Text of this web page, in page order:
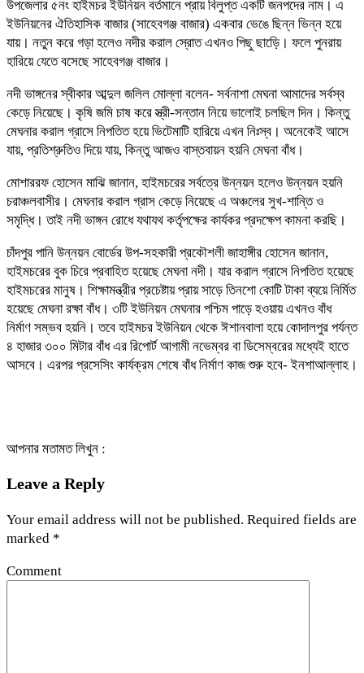
উপজেলার ৫নং হাইমচর ইউনিয়ন বর্তমানে প্রায় বিলুপ্ত একটি জনপদের নাম। এ
ইউনিয়নের ঐতিহাসিক বাজার (সাহেবগঞ্জ বাজার) একবার ভেঙে ছিন্ন ভিন্ন হয়ে
যায়। নতুন করে গড়া হলেও নদীর করাল স্রোত এখনও পিছু ছাড়েি। ফলে পুনরায়
হারিয়ে যেতে বসেছে সাহেবগঞ্জ বাজার।
নদী ভাঙ্গনের স্বীকার আব্দুল জলিল মোল্লা বলেন- সর্বনাশা মেঘনা আমাদের সর্বস্ব
কেড়ে নিয়েছে। কৃষি জমি চাষ করে স্ত্রী-সন্তান নিয়ে ভালোই চলছিল দিন। কিন্তু
মেঘনার করাল গ্রাসে নিপতিত হয়ে ভিটেমাটি হারিয়ে এখন নিঃস্ব। অনেকেই আসে
যায়, প্রতিশ্রুতিও দিয়ে যায়, কিন্তু আজও বাস্তবায়ন হয়নি মেঘনা বাঁধ।
মোশাররফ হোসেন মাঝি জানান, হাইমচরের সর্বত্রে উন্নয়ন হলেও উন্নয়ন হয়নি
চরাঞ্চলবাসীর। মেঘনার করাল গ্রাস কেড়ে নিয়েছে এ অঞ্চলের সুখ-শান্তি ও
সমৃদ্ধি। তাই নদী ভাঙ্গন রোধে যথাযথ কর্তৃপক্ষের কার্যকর প্রদক্ষেপ কামনা করছি।
চাঁদপুর পানি উন্নয়ন বোর্ডের উপ-সহকারী প্রকৌশলী জাহাঙ্গীর হোসেন জানান,
হাইমচরের বুক চিরে প্রবাহিত হয়েছে মেঘনা নদী। যার করাল গ্রাসে নিপতিত হয়েছে
হাইমচরের মানুষ। শিক্ষামন্ত্রীর প্রচেষ্টায় প্রায় সাড়ে তিনশো কোটি টাকা ব্যয়ে নির্মিত
হয়েছে মেঘনা রক্ষা বাঁধ। ৩টি ইউনিয়ন মেঘনার পশ্চিম পাড়ে হওয়ায় এখনও বাঁধ
নির্মাণ সম্ভব হয়নি। তবে হাইমচর ইউনিয়ন থেকে ঈশানবালা হয়ে কোদালপুর পর্যন্ত
৪ হাজার ৩০০ মিটার বাঁধ এর রিপোর্ট আগামী নভেম্বর বা ডিসেম্বরের মধ্যেই হাতে
আসবে। এরপর প্রসেসিং কার্যক্রম শেষে বাঁধ নির্মাণ কাজ শুরু হবে- ইনশাআল্লাহ।
আপনার মতামত লিখুন :
Leave a Reply
Your email address will not be published. Required fields are
marked *
Comment